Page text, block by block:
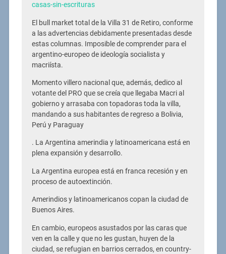
casas-sin-escrituras
El bull market total de la Villa 31 de Retiro, conforme
a las advertencias debidamente presentadas desde
estas columnas. Imposible de comprender para el
argentino-europeo de ideología socialista y
macriísta.
Momento villero nacional que, además, dedico al
votante del PRO que se creía que llegaba Macri al
gobierno y arrasaba con topadoras toda la villa,
mandando a sus habitantes de regreso a Bolivia,
Perú y Paraguay
. La Argentina amerindia y latinoamericana está en
plena expansión y desarrollo.
La Argentina europea está en franca recesión y en
proceso de autoextinción.
Amerindios y latinoamericanos copan la ciudad de
Buenos Aires.
En cambio, europeos asustados por las caras que
ven en la calle y que no les gustan, huyen de la
ciudad, se refugian en barrios cerrados, en country-